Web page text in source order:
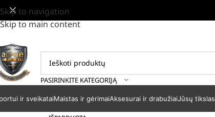
Skip to navigation
Skip to main content
PASIRINKITE KATEGORIJĄ
ir sveikataiMaistas ir gėrimaiAksesurai ir drabužiaiJūsų tikslas